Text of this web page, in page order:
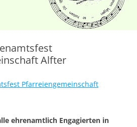
Alfter
Pfarreiengemeinschaft
ehrenamtlich Engagierten in